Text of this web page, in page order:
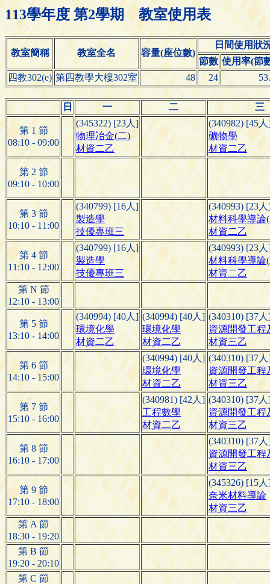
113學年度 第2學期 教室使用表
教室簡稱 教室全名 容量(座位數)
日間使用狀
節數 使用率(節
四教302(e) 第四教學大樓302室 48 24
日 一 二 三
第 1 節
08:10 - 09:00
(345322) [23人]
物理冶金(二)
材資二乙
(340982) [45
礦物學
材資二乙
第 2 節
09:10 - 10:00
第 3 節
10:10 - 11:00
(340799) [16人]
製造學
技優專班三
(340993) [23
材料科學導論
材資二乙
第 4 節
11:10 - 12:00
(340799) [16人]
製造學
技優專班三
(340993) [23
材料科學導論
材資二乙
第 N 節
12:10 - 13:00
第 5 節
13:10 - 14:00
(340994) [40人]
環境化學
材資二乙
(340994) [40人]
環境化學
材資二乙
(340310) [37
資源開發工程
材資三乙
第 6 節
14:10 - 15:00
(340994) [40人]
環境化學
材資二乙
(340310) [37
資源開發工程
材資三乙
第 7 節
15:10 - 16:00
(340981) [42人]
工程數學
材資二乙
(340310) [37
資源開發工程
材資三乙
第 8 節
16:10 - 17:00
(340310) [37
資源開發工程
材資三乙
第 9 節
17:10 - 18:00
(345326) [15
奈米材料導論
材資三乙
第 A 節
18:30 - 19:20
第 B 節
19:20 - 20:10
第 C 節